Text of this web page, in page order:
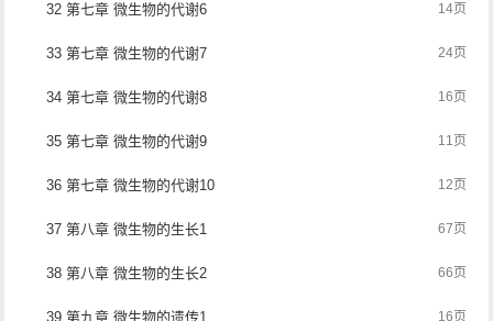
32 第七章 微生物的代谢6 14页
33 第七章 微生物的代谢7 24页
34 第七章 微生物的代谢8 16页
35 第七章 微生物的代谢9 11页
36 第七章 微生物的代谢10 12页
37 第八章 微生物的生长1 67页
38 第八章 微生物的生长2 66页
39 第九章 微生物的遗传1 16页